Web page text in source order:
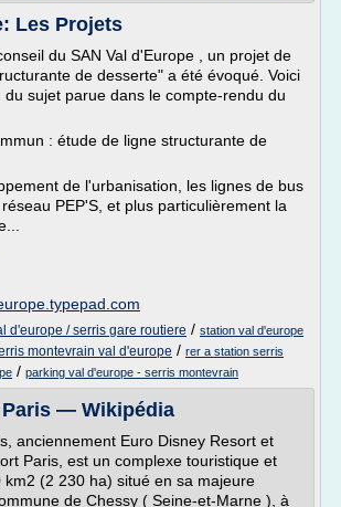
Les Projets
du SAN Val d'Europe , un projet de
de desserte" a été évoqué. Voici
du sujet parue dans le compte-rendu du
: étude de ligne structurante de
de l'urbanisation, les lignes de bus
PEP'S, et plus particulièrement la
d'europe / serris gare routiere / station val d'europe
montevrain val d'europe / rer a station serris
/ parking val d'europe - serris montevrain
— Wikipédia
anciennement Euro Disney Resort et
Paris, est un complexe touristique et
km2 (2 230 ha) situé en sa majeure
de Chessy ( Seine-et-Marne ), à